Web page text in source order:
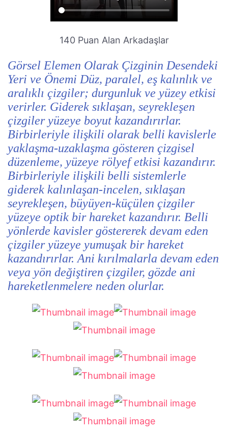
140 Puan Alan Arkadaşlar
Görsel Elemen Olarak Çizginin Desendeki
Yeri ve Önemi Düz, paralel, eş kalınlık ve
aralıklı çizgiler; durgunluk ve yüzey etkisi
verirler. Giderek sıklaşan, seyrekleşen
çizgiler yüzeye boyut kazandırırlar.
Birbirleriyle ilişkili olarak belli kavislerle
yaklaşma-uzaklaşma gösteren çizgisel
düzenleme, yüzeye rölyef etkisi kazandırır.
Birbirleriyle ilişkili belli sistemlerle
giderek kalınlaşan-incelen, sıklaşan
seyrekleşen, büyüyen-küçülen çizgiler
yüzeye optik bir hareket kazandırır. Belli
yönlerde kavisler göstererek devam eden
çizgiler yüzeye yumuşak bir hareket
kazandırırlar. Ani kırılmalarla devam eden
veya yön değiştiren çizgiler, gözde ani
hareketlenmelere neden olurlar.